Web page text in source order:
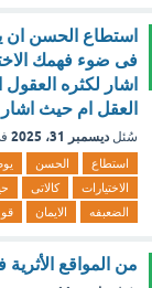
استطاع الحسن ان
فى ضوء فهمك
اشار لكثره
العقل ام حيث
سُئل ديسمبر 31، 2025
استطاع الحسن
الاختيارات
كالاتى
الضعبفه
الايمان
من المواقع